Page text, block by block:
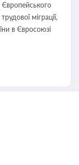
Європейського
в Євросоюзі